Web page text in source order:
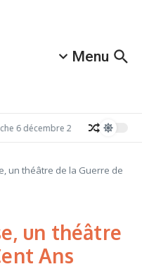
Menu
6 décembre 2026:
un théâtre de la Guerre de
un théâtre
Ans